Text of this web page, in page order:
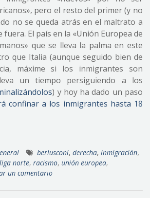
pero el resto del primer (y no
no se queda atrás en el maltrato a
fuera. El país en la «Unión Europea de
que se lleva la palma en este
que Italia (aunque seguido bien de
máxime si los inmigrantes son
un tiempo persiguiendo a los
) y hoy ha dado un paso
confinar a los inmigrantes hasta 18
berlusconi, derecha, inmigración,
liga norte, racismo, unión europea,
un comentario